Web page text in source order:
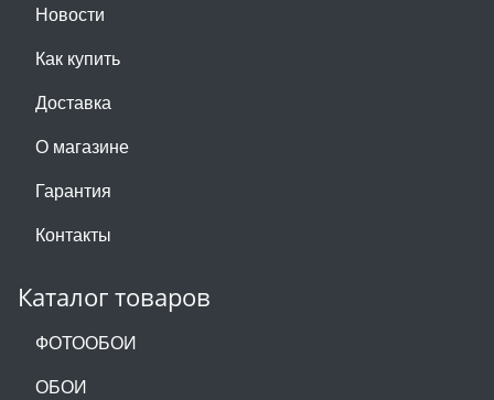
Новости
Как купить
Доставка
О магазине
Гарантия
Контакты
Каталог товаров
ФОТООБОИ
ОБОИ